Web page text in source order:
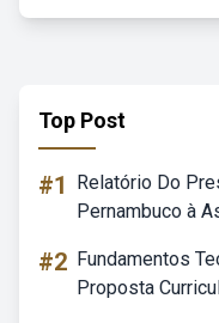
Top Post
#1
Relatório Do
Pernambuco à
#2 Fundamentos
Proposta